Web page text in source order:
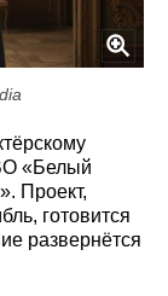
«Белый
Проект,
готовится
развернётся